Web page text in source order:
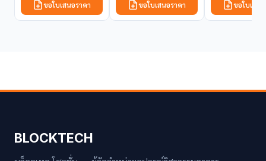
ขอใบเสนอราคา ขอใบเสนอราคา ขอใบเสน
BLOCKTECH